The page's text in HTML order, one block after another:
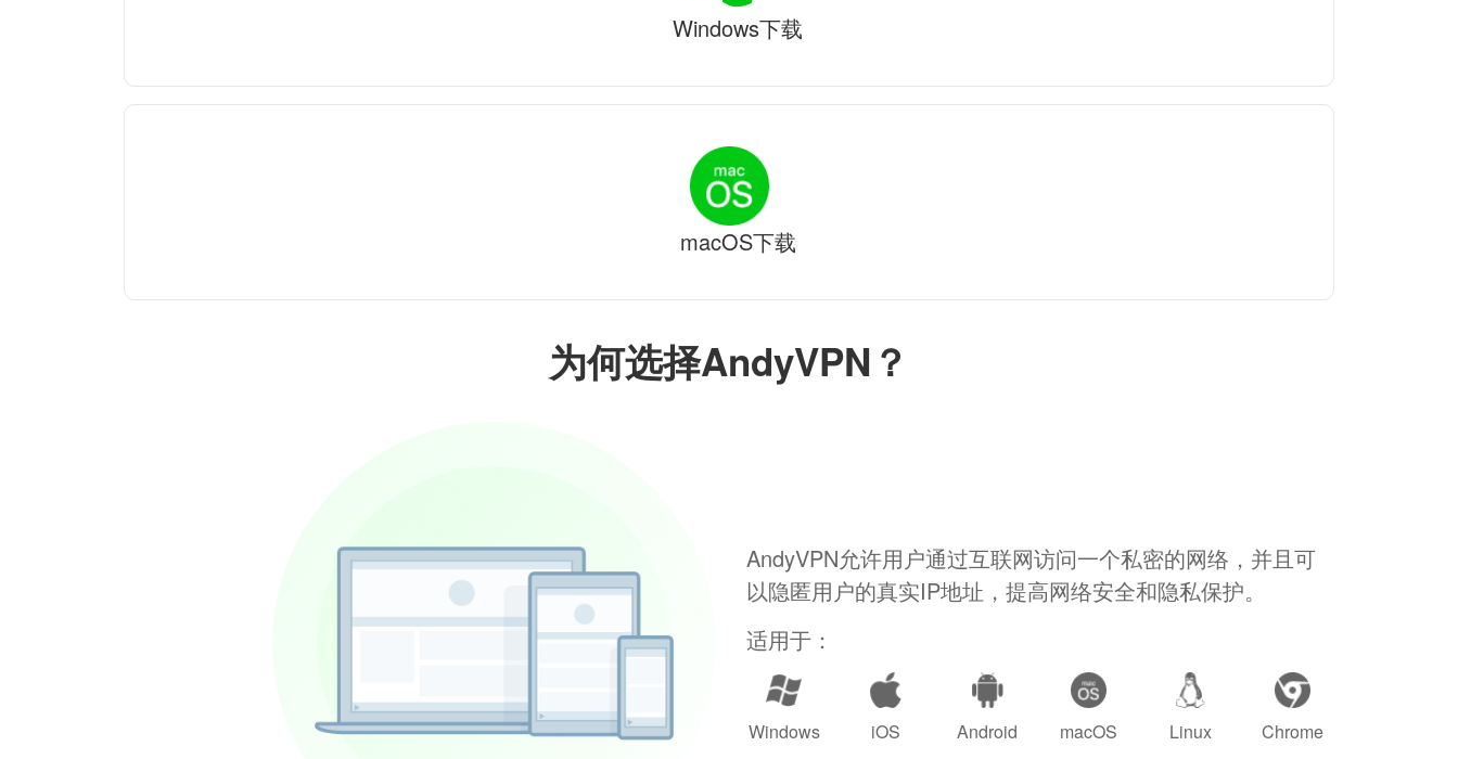
为何选择AndyVPN？
AndyVPN允许用户通过互联网访问一个私密的网络，并且可
以隐匿用户的真实IP地址，提高网络安全和隐私保护。
适用于：
Windows iOS Android macOS Linux Chrome
Windows下载
macOS下载